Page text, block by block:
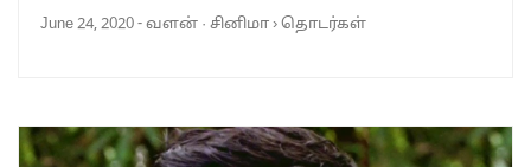
June 24, 2020-வளன் · சினிமா›தொடர்கள்